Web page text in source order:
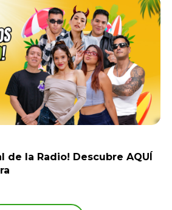
de la Radio! Descubre AQUÍ